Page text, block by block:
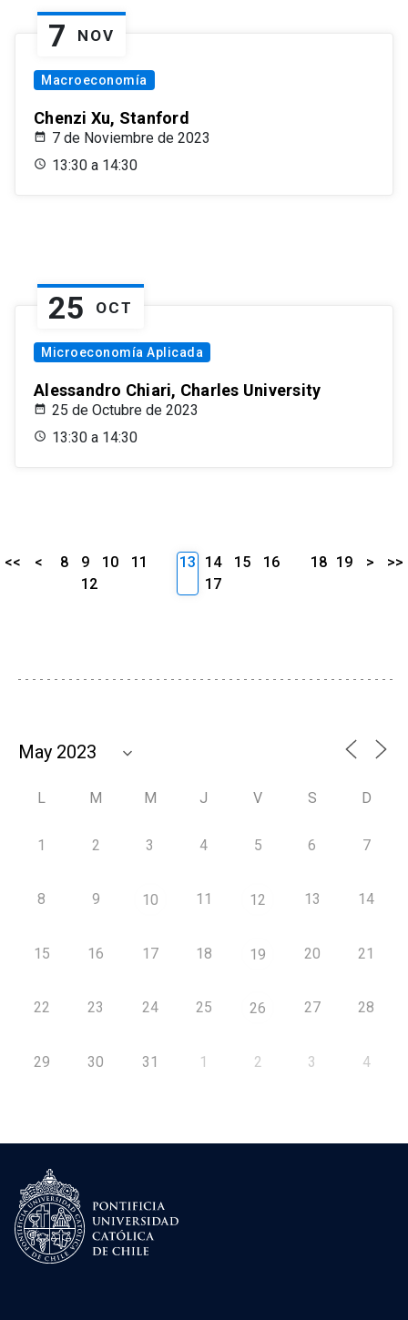
7 NOV
Macroeconomía
Chenzi Xu, Stanford
7 de Noviembre de 2023
13:30 a 14:30
25 OCT
Microeconomía Aplicada
Alessandro Chiari, Charles University
25 de Octubre de 2023
13:30 a 14:30
<< < 8 9 10
11
12
13 14 15
16
17
18 19 > >>
L M M J V S D
1 2 3 4 5 6 7
8 9 10 11 12 13 14
15 16 17 18 19 20 21
22 23 24 25 26 27 28
29 30 31 1 2 3 4